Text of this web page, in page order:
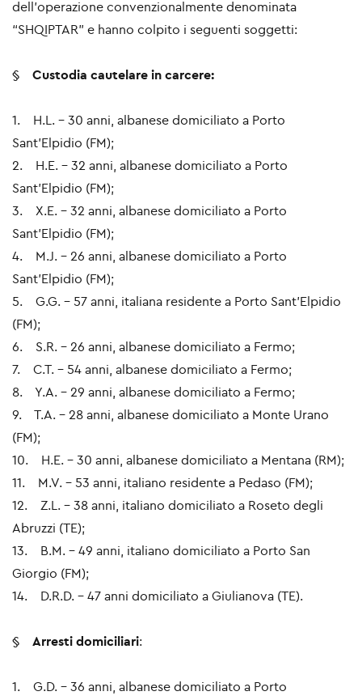
dell’operazione convenzionalmente denominata
“SHQIPTAR” e hanno colpito i seguenti soggetti:
§ Custodia cautelare in carcere:
1. H.L. – 30 anni, albanese domiciliato a Porto
Sant’Elpidio (FM);
2. H.E. – 32 anni, albanese domiciliato a Porto
Sant’Elpidio (FM);
3. X.E. – 32 anni, albanese domiciliato a Porto
Sant’Elpidio (FM);
4. M.J. – 26 anni, albanese domiciliato a Porto
Sant’Elpidio (FM);
5. G.G. – 57 anni, italiana residente a Porto Sant’Elpidio
(FM);
6. S.R. – 26 anni, albanese domiciliato a Fermo;
7. C.T. – 54 anni, albanese domiciliato a Fermo;
8. Y.A. – 29 anni, albanese domiciliato a Fermo;
9. T.A. – 28 anni, albanese domiciliato a Monte Urano
(FM);
10. H.E. – 30 anni, albanese domiciliato a Mentana (RM);
11. M.V. – 53 anni, italiano residente a Pedaso (FM);
12. Z.L. – 38 anni, italiano domiciliato a Roseto degli
Abruzzi (TE);
13. B.M. – 49 anni, italiano domiciliato a Porto San
Giorgio (FM);
14. D.R.D. – 47 anni domiciliato a Giulianova (TE).
§ Arresti domiciliari:
1. G.D. – 36 anni, albanese domiciliato a Porto